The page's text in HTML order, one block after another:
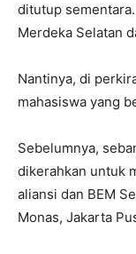
ditutup
Merdeka Selatan
Nantinya, di
mahasiswa yang
Sebelumnya,
dikerahkan untuk
aliansi dan BEM
Monas, Jakarta